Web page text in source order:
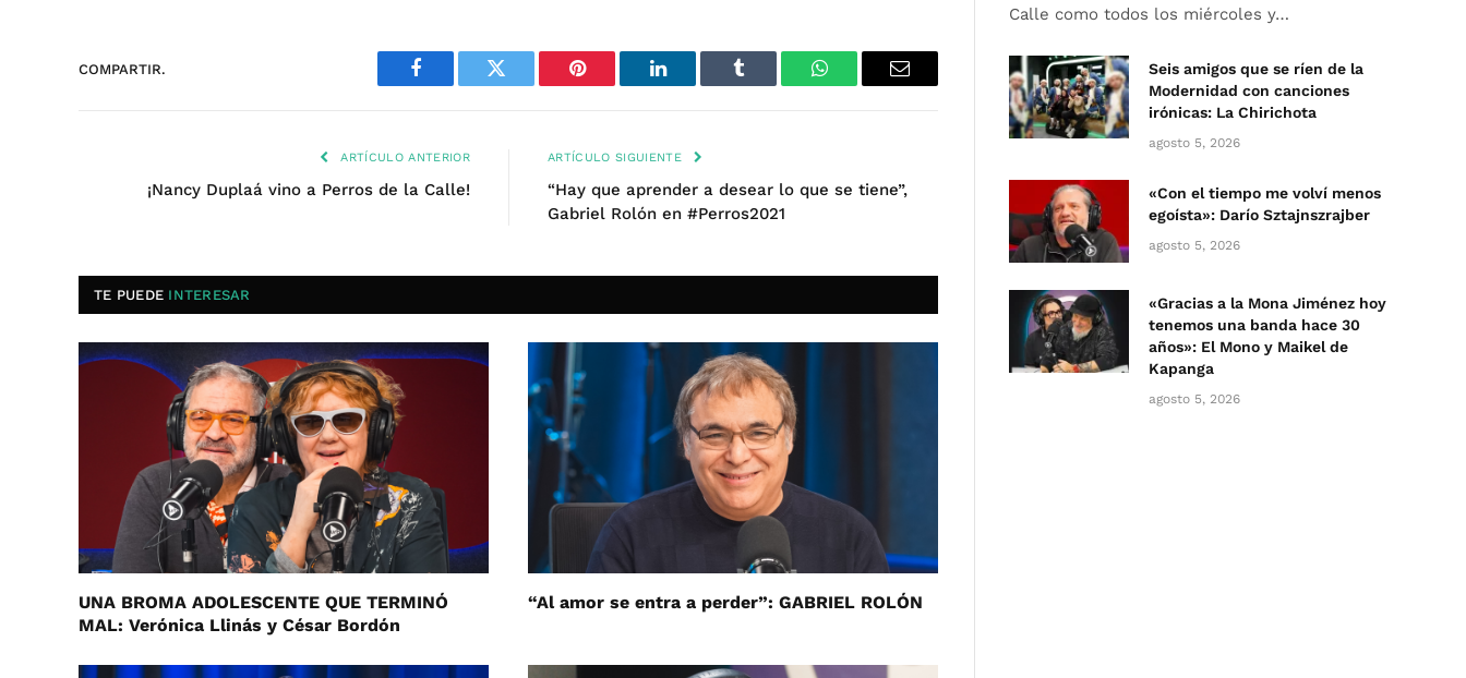
COMPARTIR.
Facebook Twitter Pinterest LinkedIn Tumblr WhatsAppEmail
ARTÍCULO ANTERIOR
¡Nancy Duplaá vino a Perros de la Calle!
ARTÍCULO SIGUIENTE
“Hay que aprender a desear lo que se tiene”,
Gabriel Rolón en #Perros2021
TE PUEDE INTERESAR
UNA BROMA ADOLESCENTE QUE TERMINÓ
MAL: Verónica Llinás y César Bordón
“Al amor se entra a perder”: GABRIEL ROLÓN
Calle como todos los miércoles y…
Seis amigos que se ríen de la
Modernidad con canciones
irónicas: La Chirichota
agosto 5, 2026
«Con el tiempo me volví menos
egoísta»: Darío Sztajnszrajber
agosto 5, 2026
«Gracias a la Mona Jiménez hoy
tenemos una banda hace 30
años»: El Mono y Maikel de
Kapanga
agosto 5, 2026